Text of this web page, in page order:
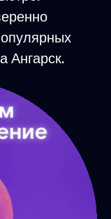
Ангарск.